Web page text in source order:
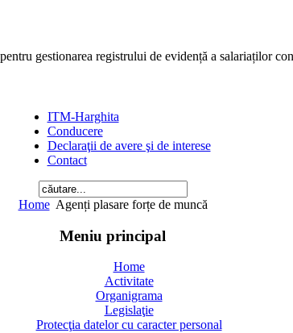
gestionarea registrului de evidență a salariaților
ITM-Harghita
Conducere
Declaraţii de avere şi de interese
Contact
Home Agenți plasare forțe de muncă
Meniu principal
Home
Activitate
Organigrama
Legislaţie
Protecţia datelor cu caracter personal